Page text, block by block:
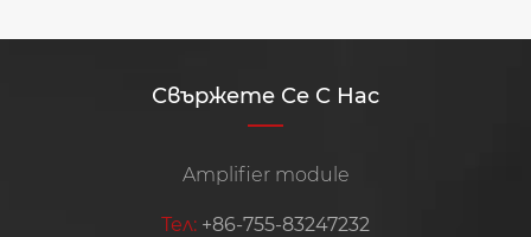
Свържете Се С Нас
Amplifier module
Тел: +86-755-83247232